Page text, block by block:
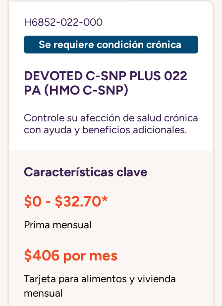
H6852-022-000
Se requiere condición crónica
DEVOTED C-SNP PLUS 022
PA (HMO C-SNP)
Controle su afección de salud crónica
con ayuda y beneficios adicionales.
Características clave
$0 - $32.70*
Prima mensual
$406 por mes
Tarjeta para alimentos y vivienda
mensual